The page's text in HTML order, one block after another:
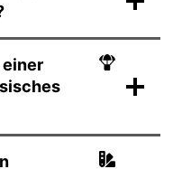
einer